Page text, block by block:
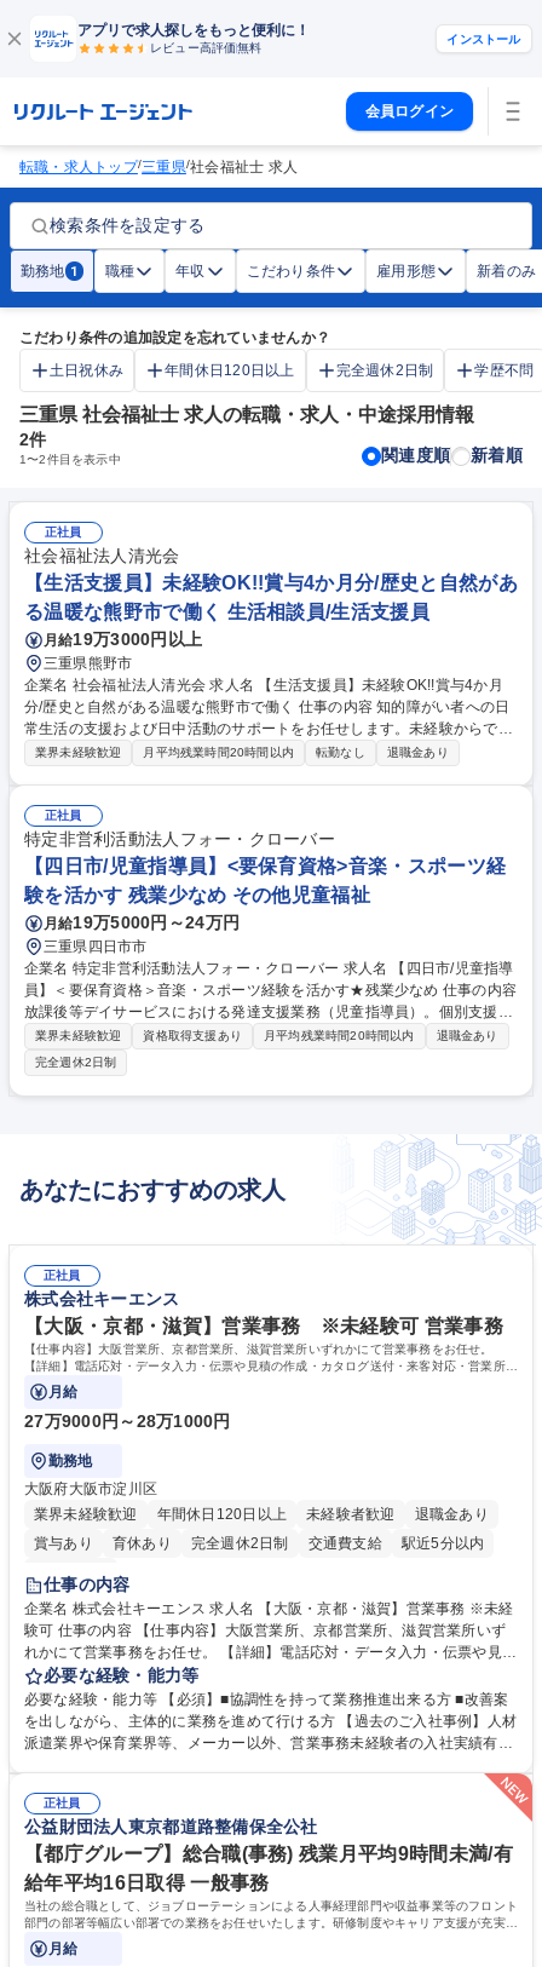
アプリで求人探しをもっと便利に！
レビュー高評価無料
インストール
会員ログイン
転職・求人トップ/三重県/社会福祉士 求人
検索条件を設定する
勤務地 1 職種 年収 こだわり条件 雇用形態 新着のみ
こだわり条件の追加設定を忘れていませんか？
土日祝休み
年間休日120日以上 完全週休2日制 学歴不問
三重県 社会福祉士 求人の転職・求人・中途採用情報
2件
1〜2件目を表示中 関連度順 新着順
正社員
社会福祉法人清光会
【生活支援員】未経験OK!!賞与4か月分/歴史と自然があ
る温暖な熊野市で働く 生活相談員/生活支援員
月給19万3000円以上
三重県熊野市
企業名 社会福祉法人清光会 求人名 【生活支援員】未経験OK!!賞与4か月
分/歴史と自然がある温暖な熊野市で働く 仕事の内容 知的障がい者への日
常生活の支援および日中活動のサポートをお任せします。未経験からでも
一つ一つ丁寧に業務を教えますので、安心してご応募ください！ 【具体的
別支援計画の作成とパソコン入力による記録 など ※夜勤業務もございま
す。 【業務の変更範囲】当社業務全般。 募集職種 【生活支援員】未経験
OK!!賞与4か月分/歴史と自然がある温暖な熊野市で働く
業界未経験歓迎 月平均残業時間20時間以内 転勤なし 退職金あり
正社員
特定非営利活動法人フォー・クローバー
【四日市/児童指導員】<要保育資格>音楽・スポーツ経
験を活かす 残業少なめ その他児童福祉
月給19万5000円～24万円
三重県四日市市
企業名 特定非営利活動法人フォー・クローバー 求人名 【四日市/児童指導
員】＜要保育資格＞音楽・スポーツ経験を活かす★残業少なめ 仕事の内容
放課後等デイサービスにおける発達支援業務（児童指導員）。個別支援計
画に基づき、遊びや集団活動を通して、子どもたちの「できること」を増
やすサポートを行います。 子ども登園前は、活動準備や手作りおやつ(食
育)の計画・買い出しを行い、登園後(小学生14時頃～、中学生16時頃～)
は、集団療育や個別支援(宿題、訓練、遊び)を行います。ミッションは
増やしてあげること」。楽器や音楽、スポーツなど自分の得意を活かした
支援やイベント企画、調理が得意であればおやつ作りなど、自分の強み・
得意を活かして活躍ください！ 募集職種 【四日市/児童指導員】＜要保育
資格＞音楽・スポーツ経験を活かす★残業少なめ
業界未経験歓迎 資格取得支援あり 月平均残業時間20時間以内
退職金あり
完全週休2日制
あなたにおすすめの求人
正社員
株式会社キーエンス
【大阪・京都・滋賀】営業事務 ※未経験可 営業事務
【仕事内容】大阪営業所、京都営業所、滋賀営業所いずれかにて営業事務をお任せ。
【詳細】電話応対・データ入力・伝票や見積の作成・カタログ送付・来客対応・営業所内
で発生する事務業務や業務改善をお任せ。
月給
27万9000円～28万1000円
勤務地
大阪府大阪市淀川区
業界未経験歓迎
年間休日120日以上 未経験者歓迎
退職金あり
賞与あり
育休あり 完全週休2日制 交通費支給
駅近5分以内
土日祝休み
仕事の内容
企業名 株式会社キーエンス 求人名 【大阪・京都・滋賀】営業事務 ※未経
験可 仕事の内容 【仕事内容】大阪営業所、京都営業所、滋賀営業所いず
れかにて営業事務をお任せ。 【詳細】電話応対・データ入力・伝票や見積
の作成・カタログ送付・来客対応・営業所内で発生する事務業務や業務改
善をお任せ。 【教育制度】ご入社後、育成担当とペアになりながらOJTに
て業務を覚えていただくことが可能です。業務システムがきちんと構築さ
れているため、スムーズに仕事に慣れることができる環境です。また、
常に改善を目指す風土のため、安心して業務に取り組んでいただけます。
募集職種 【大阪・京都・滋賀】営業事務 ※未経験可
必要な経験・能力等
必要な経験・能力等 【必須】■協調性を持って業務推進出来る方 ■改善案
を出しながら、主体的に業務を進めて行ける方 【過去のご入社事例】人材
派遣業界や保育業界等、メーカー以外、営業事務未経験者の入社実績有
により、キーエンスの付加価値向上に貢献します。ベースの定型業務に加
えて、お客様や社員の状況に合わせ、能動的なサポート、改善の動きも期
待され。組織を支えるスペシャリストとして、チームに貢献し、結果的に
社員から頼られる存在になることができます。平均19:30の退勤以降の業
務の持ち帰りも禁止されており、メリハリのある働き方となります。 学
歴・資格 学歴：大学院 大学 高専 短大 語学力： 資格：
正社員
公益財団法人東京都道路整備保全公社
【都庁グループ】総合職(事務) 残業月平均9時間未満/有
給年平均16日取得 一般事務
当社の総合職として、ジョブローテーションによる人事経理部門や収益事業等のフロント
部門の部署等幅広い部署での業務をお任せいたします。研修制度やキャリア支援が充実し
ております！ ※下記業務詳細
月給